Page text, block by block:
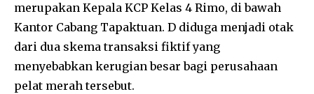
merupakan Kepala KCP Kelas 4 Rimo, di bawah
Kantor Cabang Tapaktuan. D diduga menjadi otak
dari dua skema transaksi fiktif yang
menyebabkan kerugian besar bagi perusahaan
pelat merah tersebut.